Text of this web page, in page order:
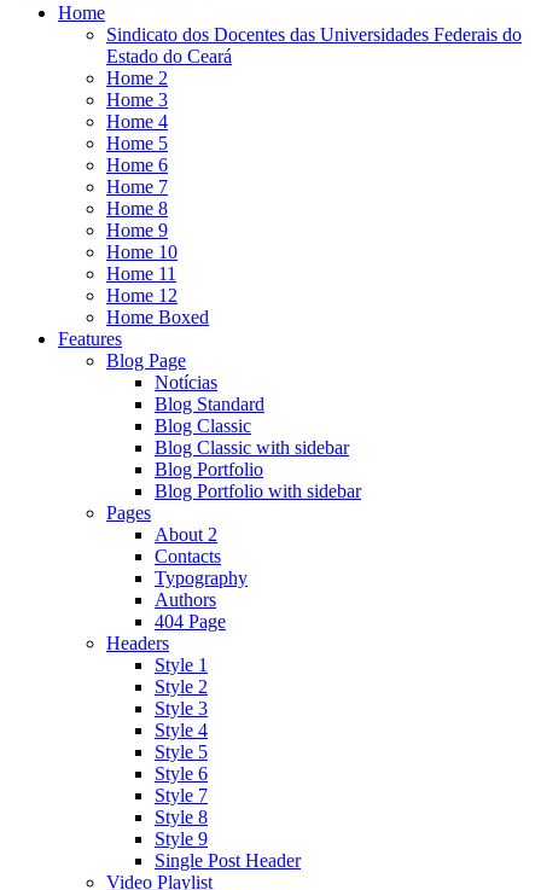
Home
Sindicato dos Docentes das Universidades Federais do
Estado do Ceará
Home 2
Home 3
Home 4
Home 5
Home 6
Home 7
Home 8
Home 9
Home 10
Home 11
Home 12
Home Boxed
Features
Blog Page
Notícias
Blog Standard
Blog Classic
Blog Classic with sidebar
Blog Portfolio
Blog Portfolio with sidebar
Pages
About 2
Contacts
Typography
Authors
404 Page
Headers
Style 1
Style 2
Style 3
Style 4
Style 5
Style 6
Style 7
Style 8
Style 9
Single Post Header
Video Playlist